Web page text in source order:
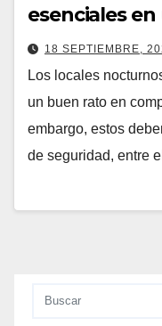
esenciales
18 SEPTIEMBRE,
Los locales
un buen rato en
embargo, estos
de seguridad, entre